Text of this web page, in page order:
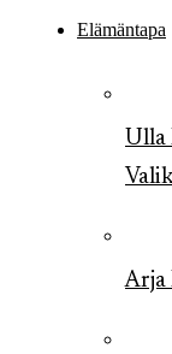
Elämäntapa
Ulla
Arja